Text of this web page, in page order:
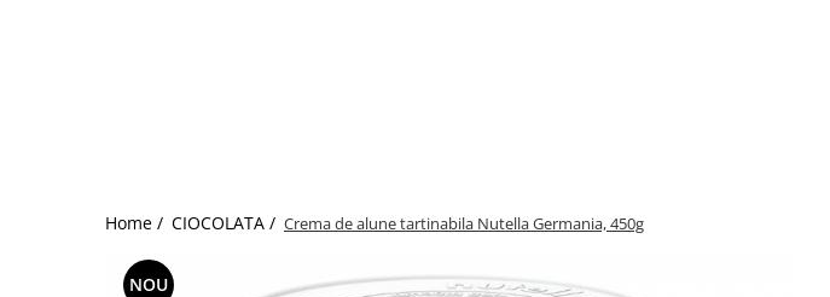
Home / CIOCOLATA / Crema de alune tartinabila Nutella Germania, 450g
NOU